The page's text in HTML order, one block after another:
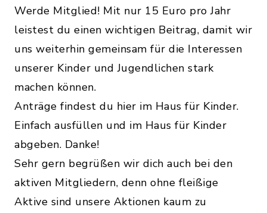
Werde Mitglied! Mit nur 15 Euro pro Jahr
leistest du einen wichtigen Beitrag, damit wir
uns weiterhin gemeinsam für die Interessen
unserer Kinder und Jugendlichen stark
machen können.
Anträge findest du hier im Haus für Kinder.
Einfach ausfüllen und im Haus für Kinder
abgeben. Danke!
Sehr gern begrüßen wir dich auch bei den
aktiven Mitgliedern, denn ohne fleißige
Aktive sind unsere Aktionen kaum zu